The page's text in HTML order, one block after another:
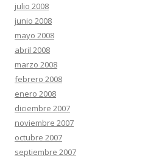
julio 2008
junio 2008
mayo 2008
abril 2008
marzo 2008
febrero 2008
enero 2008
diciembre 2007
noviembre 2007
octubre 2007
septiembre 2007